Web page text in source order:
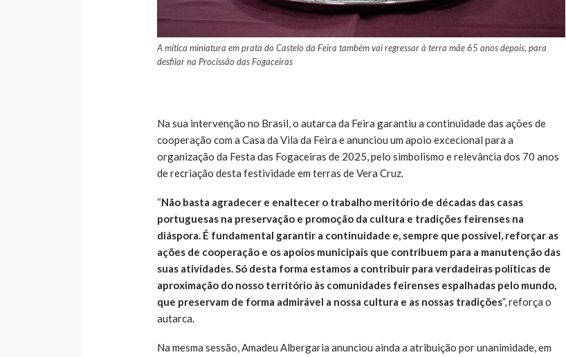
A mítica miniatura em prata do Castelo da Feira também vai regressar à terra mãe 65 anos depois, para
desfilar na Procissão das Fogaceiras
Na sua intervenção no Brasil, o autarca da Feira garantiu a continuidade das ações de
cooperação com a Casa da Vila da Feira e anunciou um apoio excecional para a
organização da Festa das Fogaceiras de 2025, pelo simbolismo e relevância dos 70 anos
de recriação desta festividade em terras de Vera Cruz.
“Não basta agradecer e enaltecer o trabalho meritório de décadas das casas
portuguesas na preservação e promoção da cultura e tradições feirenses na
diáspora. É fundamental garantir a continuidade e, sempre que possível, reforçar as
ações de cooperação e os apoios municipais que contribuem para a manutenção das
suas atividades. Só desta forma estamos a contribuir para verdadeiras políticas de
aproximação do nosso território às comunidades feirenses espalhadas pelo mundo,
que preservam de forma admirável a nossa cultura e as nossas tradições”, reforça o
autarca.
Na mesma sessão, Amadeu Albergaria anunciou ainda a atribuição por unanimidade, em